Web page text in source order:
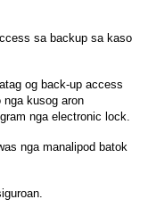
sa backup sa kaso
og back-up access
nga kusog aron
nga electronic lock.
nga manalipod batok